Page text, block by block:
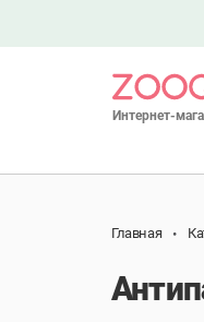
Интернет-
Главная